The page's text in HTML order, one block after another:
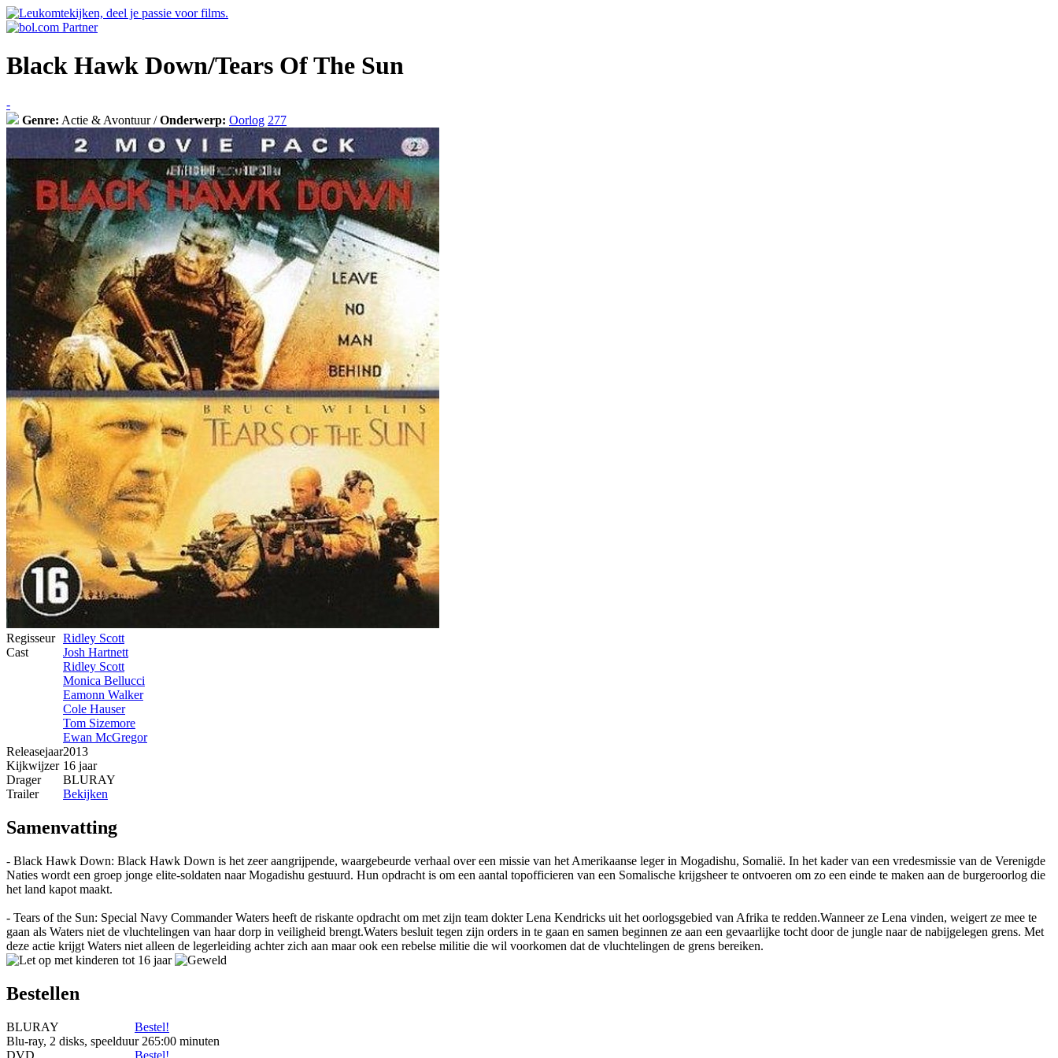
Black Hawk Down/Tears Of The Sun
-
Genre: Actie & Avontuur /Onderwerp: Oorlog 277
Regisseur Ridley Scott
Cast
Josh Hartnett
Ridley Scott
Monica Bellucci
Eamonn Walker
Cole Hauser
Tom Sizemore
Ewan McGregor
Releasejaar2013
Kijkwijzer 16 jaar
Drager
BLURAY
Trailer
Bekijken
Samenvatting
- Black Hawk Down: Black Hawk Down is het zeer aangrijpende, waargebeurde verhaal over een missie van het Amerikaanse leger in Mogadishu, Somalië. In het kader van een vredesmissie van de Verenigde
Naties wordt een groep jonge elite-soldaten naar Mogadishu gestuurd. Hun opdracht is om een aantal topofficieren van een Somalische krijgsheer te ontvoeren om zo een einde te maken aan de burgeroorlog die
het land kapot maakt.
- Tears of the Sun: Special Navy Commander Waters heeft de riskante opdracht om met zijn team dokter Lena Kendricks uit het oorlogsgebied van Afrika te redden.Wanneer ze Lena vinden, weigert ze mee te
gaan als Waters niet de vluchtelingen van haar dorp in veiligheid brengt.Waters besluit tegen zijn orders in te gaan en samen beginnen ze aan een gevaarlijke tocht door de jungle naar de nabijgelegen grens. Met
deze actie krijgt Waters niet alleen de legerleiding achter zich aan maar ook een rebelse militie die wil voorkomen dat de vluchtelingen de grens bereiken.
Bestellen
BLURAY
Bestel!
Blu-ray, 2 disks, speelduur 265:00 minuten
DVD
Bestel!